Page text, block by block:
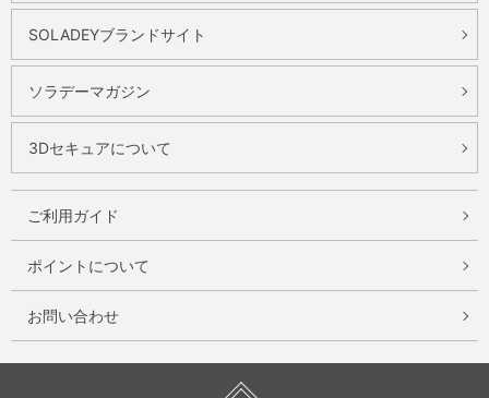
SOLADEYブランドサイト
ソラデーマガジン
3Dセキュアについて
ご利用ガイド
ポイントについて
お問い合わせ